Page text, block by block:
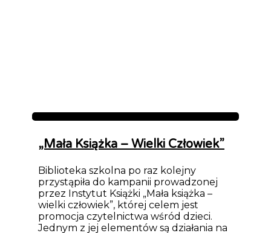
Aktualności
„Mała Książka – Wielki Człowiek”
Biblioteka szkolna po raz kolejny
przystąpiła do kampanii prowadzonej
przez Instytut Książki „Mała książka –
wielki człowiek”, której celem jest
promocja czytelnictwa wśród dzieci.
Jednym z jej elementów są działania na